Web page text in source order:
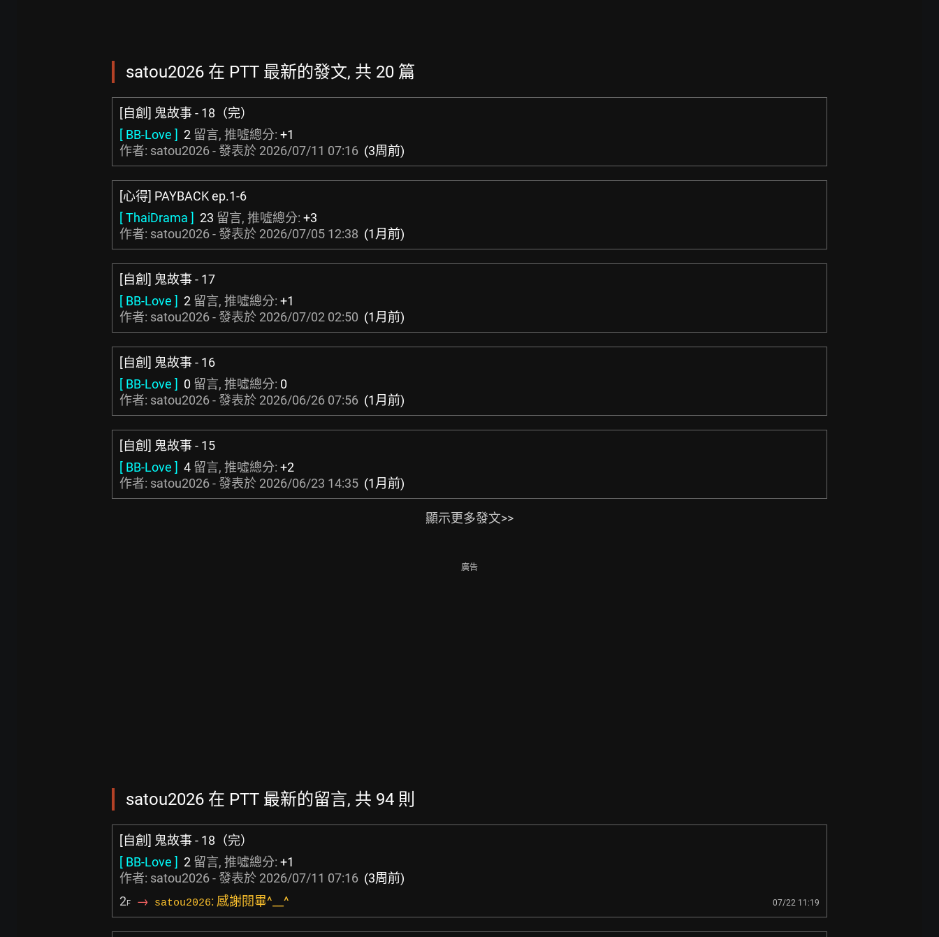
satou2026 在 PTT 最新的發文, 共 20 篇
[自創] 鬼故事 - 18（完）
[ BB-Love ] 2 留言, 推噓總分: +1
作者: satou2026 - 發表於 2026/07/11 07:16 (3周前)
[心得] PAYBACK ep.1-6
[ ThaiDrama ] 23 留言, 推噓總分: +3
作者: satou2026 - 發表於 2026/07/05 12:38 (1月前)
[自創] 鬼故事 - 17
[ BB-Love ] 2 留言, 推噓總分: +1
作者: satou2026 - 發表於 2026/07/02 02:50 (1月前)
[自創] 鬼故事 - 16
[ BB-Love ] 0 留言, 推噓總分: 0
作者: satou2026 - 發表於 2026/06/26 07:56 (1月前)
[自創] 鬼故事 - 15
[ BB-Love ] 4 留言, 推噓總分: +2
作者: satou2026 - 發表於 2026/06/23 14:35 (1月前)
顯示更多發文>>
廣告
satou2026 在 PTT 最新的留言, 共 94 則
[自創] 鬼故事 - 18（完）
[ BB-Love ] 2 留言, 推噓總分: +1
作者: satou2026 - 發表於 2026/07/11 07:16 (3周前)
2F → satou2026: 感謝閱畢^__^ 07/22 11:19